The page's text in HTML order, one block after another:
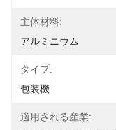
主体材料:
アルミニウム
タイプ:
包装機
適用される産業: